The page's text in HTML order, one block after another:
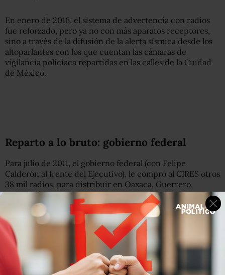
En enero de 2016, el sistema de advertencia con radios
fue reforzado, pero ya no con más aparatos receptores,
sino a través de la difusión de la alerta sísmica desde los
altoparlantes con los que cuentan las cámaras de
vigilancia policiaca repartidas en las calles de la Ciudad
de México.
Reparto a lo bruto: gobierno federal
Para julio de 2011, el gobierno federal (con Felipe
Calderón al frente del Ejecutivo), le compró al CIRES otros
38 mil radios, para distribuir en Oaxaca, Guerrero,
Michoacán y –nuevamente– en la capital del país.
El mismo contrato de compra establecía que el CIRES solo
debía dotar al gobierno federal de los aparatos, mientras
que “la distribución será responsabilidad de la
Coordinación General de Protección Civil, bajo los
criterios que ella establezca”.